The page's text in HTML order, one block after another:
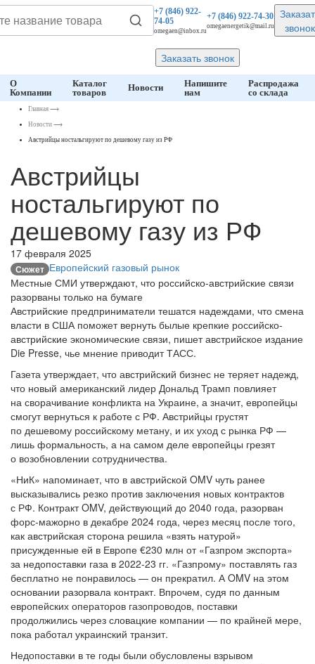
+7 (846)922-
74-05
omegaen@inbox.ru
+7 (846)922-74-30
omegaenergetik@mail.ru
звонок
Заказать звонок
О
Компании
Каталог
товаров
Новости
Напишите
нам
Распродажа
со склада
Главная ⟶
Новости ⟶
Австрийцы ностальгируют по дешевому газу из РФ
Австрийцы
ностальгируют по
дешевому газу из РФ
17 февраля 2025
Сюжет Европейский газовый рынок
Местные СМИ утверждают, что российско-австрийские связи
разорваны только на бумаге
Австрийские предприниматели тешатся надеждами, что смена
власти в США поможет вернуть былые крепкие российско-
австрийские экономические связи, пишет австрийское издание
Die Presse, чье мнение приводит ТАСС.
Газета утверждает, что австрийский бизнес не теряет надежд,
что новый американский лидер Дональд Трамп повлияет
на сворачивание конфликта на Украине, а значит, европейцы
смогут вернуться к работе с РФ. Австрийцы грустят
по дешевому российскому метану, и их уход с рынка РФ —
лишь формальность, а на самом деле европейцы грезят
о возобновлении сотрудничества.
«НиК» напоминает, что в австрийской OMV чуть ранее
высказывались резко против заключения новых контрактов
с РФ. Контракт OMV, действующий до 2040 года, разорван
форс-мажорно в декабре 2024 года, через месяц после того,
как австрийская сторона решила «взять натурой»
присужденные ей в Европе €230 млн от «Газпром экспорта»
за недопоставки газа в 2022-23 гг. «Газпрому» поставлять газ
бесплатно не понравилось — он прекратил. А OMV на этом
основании разорвала контракт. Впрочем, судя по данным
европейских операторов газопроводов, поставки
продолжились через словацкие компании — по крайней мере,
пока работал украинский транзит.
Недопоставки в те годы были обусловлены взрывом